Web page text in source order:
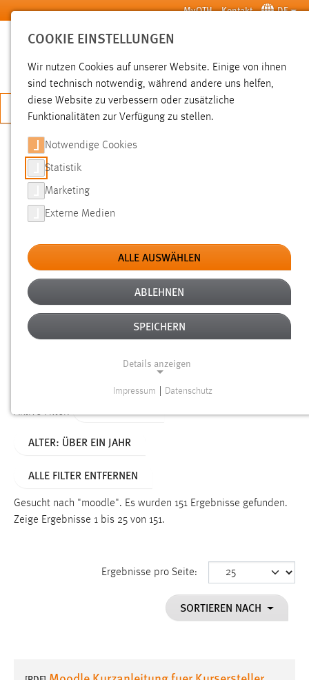
Zum Hauptinhalt springen MyOTH Kontakt DE
SUCHE
JETZT BEWERBEN
SUCHE
FILTER
Typ
Erstellungsdatum
Alter
Aktive Filter:
ALTER: ÜBER EIN JAHR
ALLE FILTER ENTFERNEN
Gesucht nach "moodle". Es wurden 151 Ergebnisse gefunden.
Zeige Ergebnisse 1 bis 25 von 151.
Ergebnisse pro Seite:
SORTIEREN NACH
COOKIE EINSTELLUNGEN
Wir nutzen Cookies auf unserer Website. Einige von ihnen
sind technisch notwendig, während andere uns helfen,
diese Website zu verbessern oder zusätzliche
Funktionalitäten zur Verfügung zu stellen.
Notwendige Cookies
Statistik
Marketing
Externe Medien
ALLE AUSWÄHLEN
ABLEHNEN
SPEICHERN
Details anzeigen
Funktionen und sind für die einwandfreie Funktion der
Name:
Dieser Cookie speichert die ausgewählten Einverständnis-
Performance
Impressum Datenschutz